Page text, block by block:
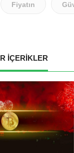
Fiyatın
İÇERİKLER